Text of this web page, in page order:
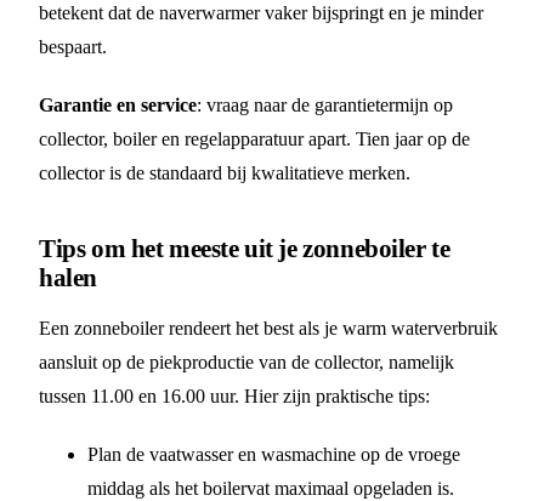
betekent dat de naverwarmer vaker bijspringt en je minder
bespaart.
Garantie en service: vraag naar de garantietermijn op
collector, boiler en regelapparatuur apart. Tien jaar op de
collector is de standaard bij kwalitatieve merken.
Tips om het meeste uit je zonneboiler te
halen
Een zonneboiler rendeert het best als je warm waterverbruik
aansluit op de piekproductie van de collector, namelijk
tussen 11.00 en 16.00 uur. Hier zijn praktische tips:
Plan de vaatwasser en wasmachine op de vroege
middag als het boilervat maximaal opgeladen is.